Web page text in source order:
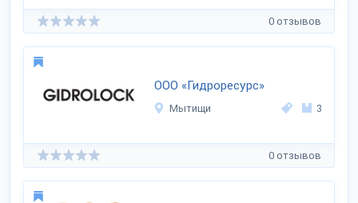
0 отзывов
ООО «Гидроресурс»
Мытищи 3
0 отзывов